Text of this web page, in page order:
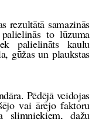
rezultātā samazinās
to lūzuma
palielināts kaulu
gūžas un plaukstas
Pēdējā veidojas
vai ārējo faktoru
slimniekiem, dažu